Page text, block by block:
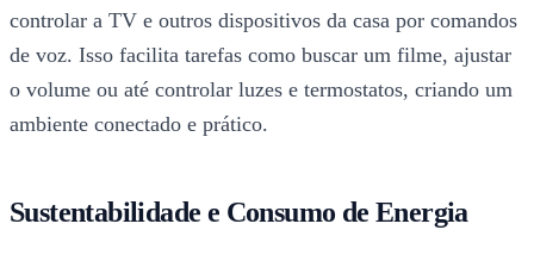
controlar a TV e outros dispositivos da casa por comandos
de voz. Isso facilita tarefas como buscar um filme, ajustar
o volume ou até controlar luzes e termostatos, criando um
ambiente conectado e prático.
Sustentabilidade e Consumo de Energia